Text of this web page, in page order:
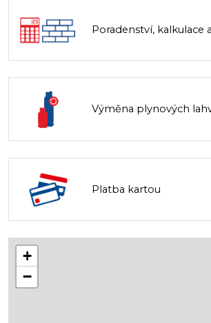
Poradenství, kalkulace
Výměna plynových
Platba kartou
+
−